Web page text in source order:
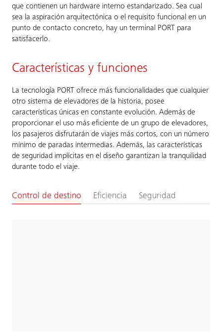
que contienen un hardware interno estandarizado. Sea cual
sea la aspiración arquitectónica o el requisito funcional en un
punto de contacto concreto, hay un terminal PORT para
satisfacerlo.
Características y funciones
La tecnología PORT ofrece más funcionalidades que cualquier
otro sistema de elevadores de la historia, posee
características únicas en constante evolución. Además de
proporcionar el uso más eficiente de un grupo de elevadores,
los pasajeros disfrutarán de viajes más cortos, con un número
mínimo de paradas intermedias. Además, las características
de seguridad implícitas en el diseño garantizan la tranquilidad
durante todo el viaje.
Control de destino Eficiencia Seguridad